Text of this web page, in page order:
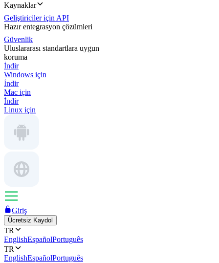
Kaynaklar
Geliştiriciler için API
Hazır entegrasyon çözümleri
Güvenlik
Uluslararası standartlara uygun
koruma
İndir
Windows için
İndir
Mac için
İndir
Linux için
Giriş
Ücretsiz Kaydol
TR
EnglishEspañolPortuguês
TR
EnglishEspañolPortuguês